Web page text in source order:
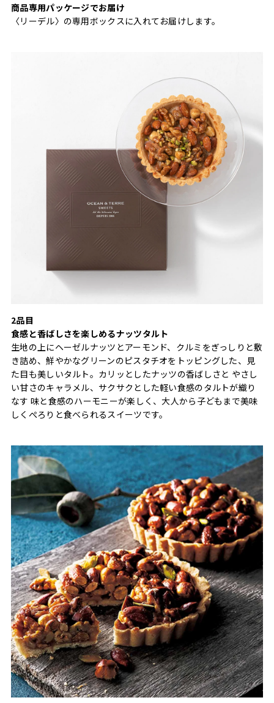
商品専用パッケージでお届け
〈リーデル〉の専用ボックスに入れてお届けします。
2品目
食感と香ばしさを楽しめるナッツタルト
生地の上にヘーゼルナッツとアーモンド、クルミをぎっしりと敷
き詰め、鮮やかなグリーンのピスタチオをトッピングした、見
た目も美しいタルト。カリッとしたナッツの香ばしさと やさし
い甘さのキャラメル、サクサクとした軽い食感のタルトが織り
なす 味と食感のハーモニーが楽しく、大人から子どもまで美味
しくぺろりと食べられるスイーツです。